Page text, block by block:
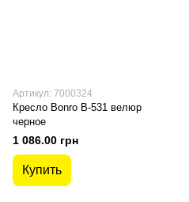
Артикул: 7000324
Кресло Bonro B-531 велюр
черное
1 086.00 грн
Купить